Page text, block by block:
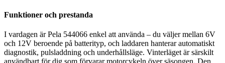
Funktioner och prestanda
I vardagen är Pela 544066 enkel att använda – du väljer mellan 6V
och 12V beroende på batterityp, och laddaren hanterar automatiskt
diagnostik, pulsladdning och underhållsläge. Vinterläget är särskilt